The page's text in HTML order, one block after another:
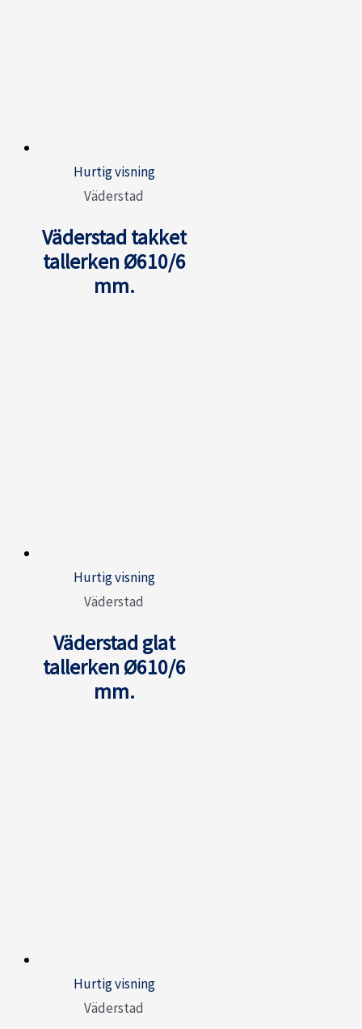
Hurtig visning
Väderstad
Väderstad takket
tallerken Ø610/6
mm.
Hurtig visning
Väderstad
Väderstad glat
tallerken Ø610/6
mm.
Hurtig visning
Väderstad